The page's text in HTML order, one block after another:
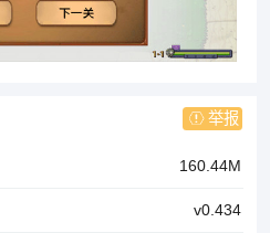
举报
160.44M
v0.434